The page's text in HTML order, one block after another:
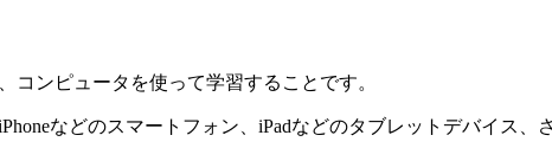
コンピュータを使って学習することです。
などのスマートフォン、iPadなどのタブレットデバイス